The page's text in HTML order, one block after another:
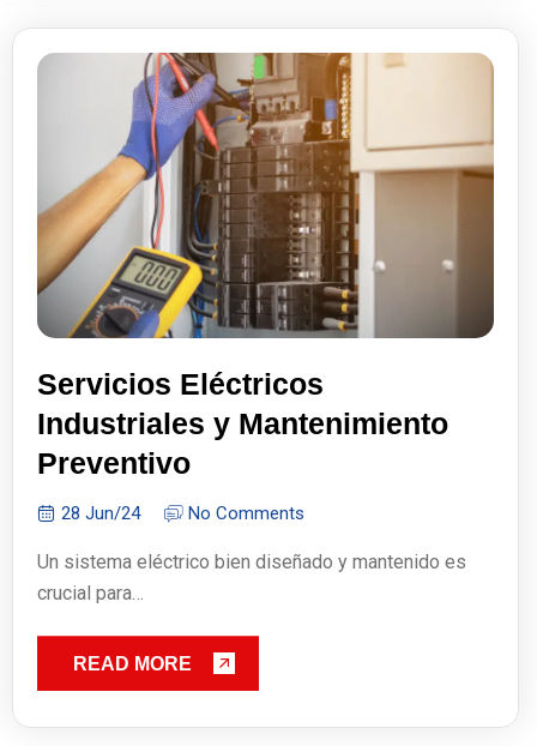
Servicios Eléctricos
Industriales y Mantenimiento
Preventivo
28 Jun/24 No Comments
Un sistema eléctrico bien diseñado y mantenido es
crucial para…
READ MORE